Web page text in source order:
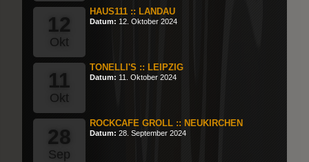
12
Okt
HAUS111 :: LANDAU
Datum: 12. Oktober 2024
11
Okt
TONELLI'S :: LEIPZIG
Datum: 11. Oktober 2024
28
Sep
ROCKCAFE GROLL :: NEUKIRCHEN
Datum: 28. September 2024